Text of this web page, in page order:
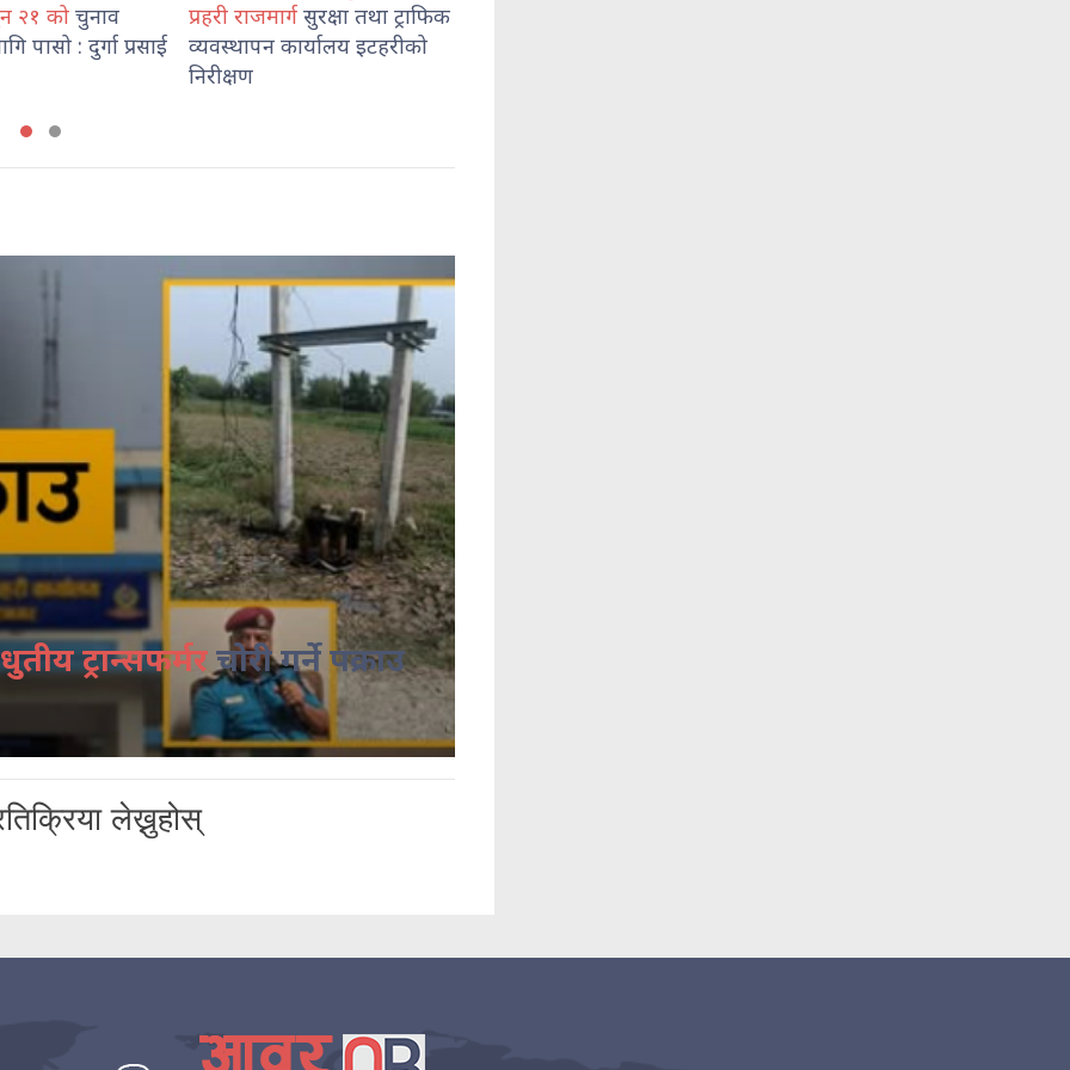
सुरक्षा तथा ट्राफिक
कार्यालय इटहरीको
दुई जना पक्राउ
ट्रान्सफर्मरचोरी गर्ने पक्राउ
लेख्नुहोस्